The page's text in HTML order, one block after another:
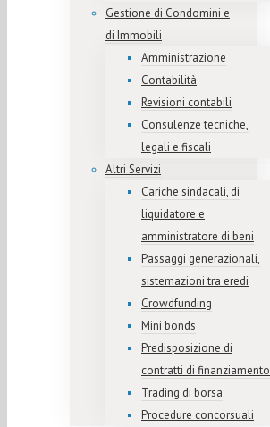
Gestione di Condomini e
di Immobili
Amministrazione
Contabilità
Revisioni contabili
Consulenze tecniche,
legali e fiscali
Altri Servizi
Cariche sindacali, di
liquidatore e
amministratore di beni
Passaggi generazionali,
sistemazioni tra eredi
Crowdfunding
Mini bonds
Predisposizione di
contratti di finanziamento
Trading di borsa
Procedure concorsuali